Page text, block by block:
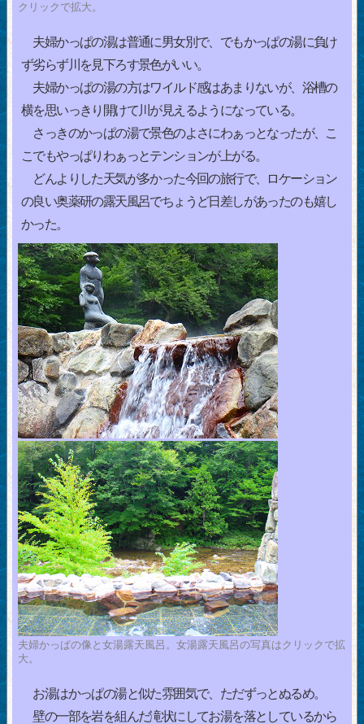
クリックで拡大。
夫婦かっぱの湯は普通に男女別で、でもかっぱの湯に負け
ず劣らず川を見下ろす景色がいい。
夫婦かっぱの湯の方はワイルド感はあまりないが、浴槽の
横を思いっきり開けて川が見えるようになっている。
さっきのかっぱの湯で景色のよさにわぁっとなったが、こ
こでもやっぱりわぁっとテンションが上がる。
どんよりした天気が多かった今回の旅行で、ロケーション
の良い奥薬研の露天風呂でちょうど日差しがあったのも嬉し
かった。
夫婦かっぱの像と女湯露天風呂。女湯露天風呂の写真はクリックで拡
大。
お湯はかっぱの湯と似た雰囲気で、ただずっとぬるめ。
壁の一部を岩を組んだ滝状にしてお湯を落としているから